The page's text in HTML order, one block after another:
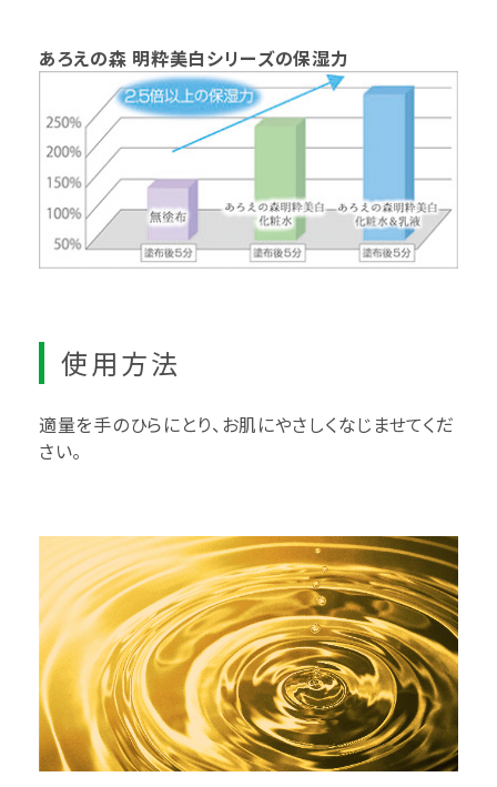
あろえの森 明粋美白シリーズの保湿力
使用方法
適量を手のひらにとり、お肌にやさしくなじませてくだ
さい。